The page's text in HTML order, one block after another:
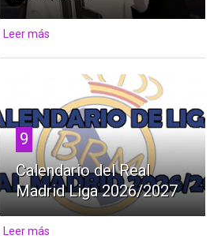
Leer más
9
Calendario del Real
Madrid Liga 2026/2027
Leer más